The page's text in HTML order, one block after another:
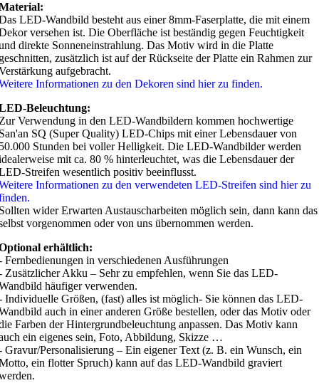
LED-Wandbild besteht aus einer 8mm-Faserplatte, die mit einem
versehen ist. Die Oberfläche ist beständig gegen Feuchtigkeit
direkte Sonneneinstrahlung. Das Motiv wird in die Platte
zusätzlich ist auf der Rückseite der Platte ein Rahmen zur
aufgebracht.
Informationen zu den Dekoren sind hier zu finden.
Beleuchtung:
Verwendung in den LED-Wandbildern kommen hochwertige
SQ (Super Quality) LED-Chips mit einer Lebensdauer von
Stunden bei voller Helligkeit. Die LED-Wandbilder werden
mit ca. 80 % hinterleuchtet, was die Lebensdauer der
Streifen wesentlich positiv beeinflusst.
Informationen zu den verwendeten LED-Streifen sind hier zu
wider Erwarten Austauscharbeiten möglich sein, dann kann das
vorgenommen oder von uns übernommen werden.
erhältlich:
Fernbedienungen in verschiedenen Ausführungen
Zusätzlicher Akku – Sehr zu empfehlen, wenn Sie das LED-
häufiger verwenden.
Individuelle Größen, (fast) alles ist möglich- Sie können das LED-
auch in einer anderen Größe bestellen, oder das Motiv oder
Farben der Hintergrundbeleuchtung anpassen. Das Motiv kann
ein eigenes sein, Foto, Abbildung, Skizze …
Gravur/Personalisierung – Ein eigener Text (z. B. ein Wunsch, ein
ein flotter Spruch) kann auf das LED-Wandbild graviert